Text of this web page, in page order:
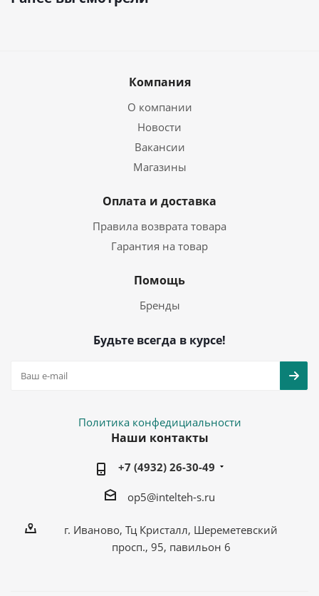
Компания
О компании
Новости
Вакансии
Магазины
Оплата и доставка
Правила возврата товара
Гарантия на товар
Помощь
Бренды
Будьте всегда в курсе!
Политика конфедициальности
Наши контакты
+7 (4932) 26-30-49
op5@intelteh-s.ru
г. Иваново, Тц Кристалл, Шереметевский
просп., 95, павильон 6